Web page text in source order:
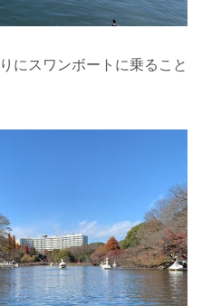
にスワンボートに乗ること